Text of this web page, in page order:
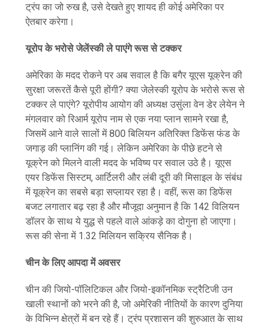
ट्रंप का जो रुख है, उसे देखते हुए शायद ही कोई अमेरिका पर
ऐतबार करेगा।
यूरोप के भरोसे जेलेंस्की ले पाएंगे रूस से टक्कर
अमेरिका के मदद रोकने पर अब सवाल है कि बगैर यूएस यूक्रेन की
सुरक्षा जरूरतें कैसे पूरी होंगी? क्या जेलेस्की यूरोप के भरोसे रूस से
टक्कर ले पाएंगे? यूरोपीय आयोग की अध्यक्ष उसुंला वेन डेर लेयेन ने
मंगलवार को रिआर्म यूरोप नाम से एक नया प्लान सामने रखा है,
जिसमें आने वाले सालों में 800 बिलियन अतिरिक्त डिफेंस फंड के
जगाड़ की प्लानिंग की गई। लेकिन अमेरिका के पीछे हटने से
यूक्रेन को मिलने वाली मदद के भविष्य पर सवाल उठे है। यूएस
एयर डिफेंस सिस्टम, आर्टिलरी और लंबी दूरी की मिसाइल के संबंध
में यूक्रेन का सबसे बड़ा सप्लायर रहा है। वहीं, रूस का डिफेंस
बजट लगातार बढ़ रहा है और मौजूदा अनुमान है कि 142 विलियन
डॉलर के साथ ये युद्ध से पहले वाले आंकड़े का दोगुना हो जाएगा।
रूस की सेना में 1.32 मिलियन सक्रिय सैनिक है।
चीन के लिए आपदा में अवसर
चीन की जियो-पॉलिटिकल और जियो-इकॉनमिक स्ट्रैटिजी उन
खाली स्थानों को भरने की है, जो अमेरिकी नीतियों के कारण दुनिया
के विभिन्न क्षेत्रों में बन रहे हैं। ट्रंप प्रशासन की शुरुआत के साथ